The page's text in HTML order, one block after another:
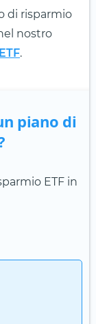
di risparmio
nostro
.
piano di
ETF in